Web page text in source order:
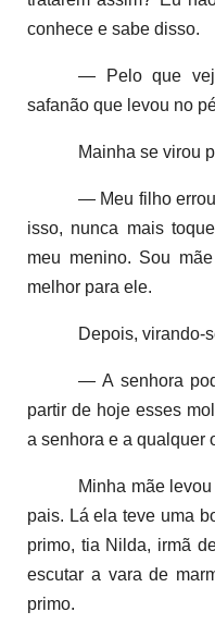
conhece e sabe disso.
— Pelo que
safanão que levou no
Mainha se virou
— Meu filho
isso, nunca mais
meu menino. Sou
melhor para ele.
Depois, virando-
— A senhora
partir de hoje esses
a senhora e a qualquer
Minha mãe
pais. Lá ela teve uma
primo, tia Nilda, irmã
escutar a vara de
primo.